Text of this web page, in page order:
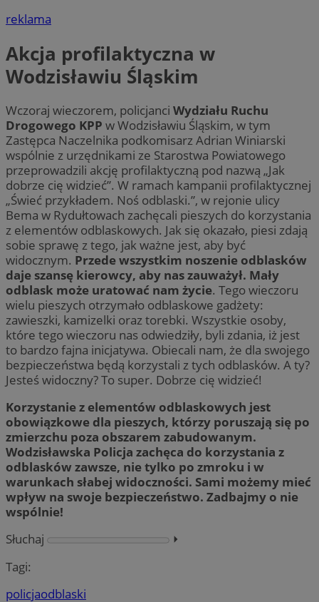
reklama
Akcja profilaktyczna w
Wodzisławiu Śląskim
Wczoraj wieczorem, policjanci Wydziału Ruchu
Drogowego KPP w Wodzisławiu Śląskim, w tym
Zastępca Naczelnika podkomisarz Adrian Winiarski
wspólnie z urzędnikami ze Starostwa Powiatowego
przeprowadzili akcję profilaktyczną pod nazwą „Jak
dobrze cię widzieć”. W ramach kampanii profilaktycznej
„Świeć przykładem. Noś odblaski.”, w rejonie ulicy
Bema w Rydułtowach zachęcali pieszych do korzystania
z elementów odblaskowych. Jak się okazało, piesi zdają
sobie sprawę z tego, jak ważne jest, aby być
widocznym. Przede wszystkim noszenie odblasków
daje szansę kierowcy, aby nas zauważył. Mały
odblask może uratować nam życie. Tego wieczoru
wielu pieszych otrzymało odblaskowe gadżety:
zawieszki, kamizelki oraz torebki. Wszystkie osoby,
które tego wieczoru nas odwiedziły, byli zdania, iż jest
to bardzo fajna inicjatywa. Obiecali nam, że dla swojego
bezpieczeństwa będą korzystali z tych odblasków. A ty?
Jesteś widoczny? To super. Dobrze cię widzieć!
Korzystanie z elementów odblaskowych jest
obowiązkowe dla pieszych, którzy poruszają się po
zmierzchu poza obszarem zabudowanym.
Wodzisławska Policja zachęca do korzystania z
odblasków zawsze, nie tylko po zmroku i w
warunkach słabej widoczności. Sami możemy mieć
wpływ na swoje bezpieczeństwo. Zadbajmy o nie
wspólnie!
Słuchaj
⏵︎
Tagi:
policjaodblaski